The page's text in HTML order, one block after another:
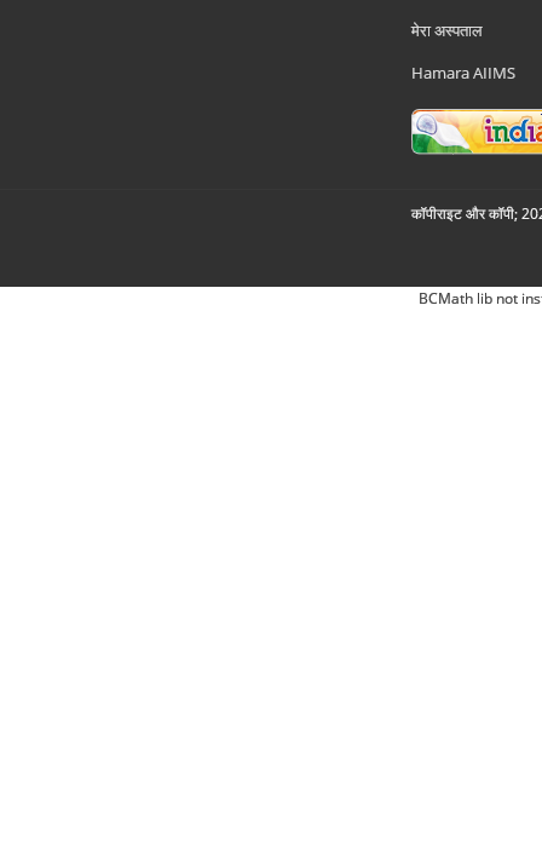
मेरा अस्पताल
Hamara AIIMS
कॉपीराइट और कॉपी;
BCMath lib not